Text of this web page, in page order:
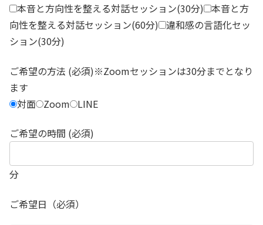
本音と方向性を整える対話セッション(30分) 本音と方
向性を整える対話セッション(60分) 違和感の言語化セッ
ション(30分)
ご希望の方法 (必須)※Zoomセッションは30分までとなり
ます
対面 Zoom LINE
ご希望の時間 (必須)
分
ご希望日（必須）